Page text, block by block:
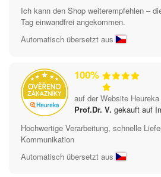
Ich kann den Shop weiterempfehlen –
Tag einwandfrei angekommen.
Automatisch übersetzt aus
100%
auf der Website Heureka
Prof.Dr. V. gekauft auf
Hochwertige Verarbeitung, schnelle
Kommunikation
Automatisch übersetzt aus